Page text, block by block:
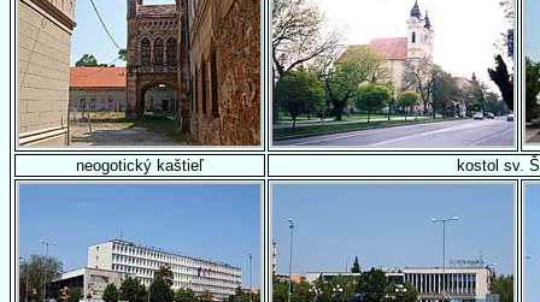
neogotický kaštieľ kostol sv.